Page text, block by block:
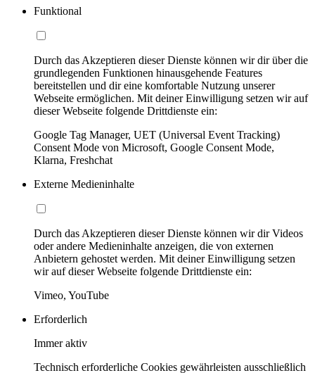
Funktional
Durch das Akzeptieren dieser Dienste können wir dir über die
grundlegenden Funktionen hinausgehende Features
bereitstellen und dir eine komfortable Nutzung unserer
Webseite ermöglichen. Mit deiner Einwilligung setzen wir auf
dieser Webseite folgende Drittdienste ein:
Google Tag Manager, UET (Universal Event Tracking)
Consent Mode von Microsoft, Google Consent Mode,
Klarna, Freshchat
Externe Medieninhalte
Durch das Akzeptieren dieser Dienste können wir dir Videos
oder andere Medieninhalte anzeigen, die von externen
Anbietern gehostet werden. Mit deiner Einwilligung setzen
wir auf dieser Webseite folgende Drittdienste ein:
Vimeo, YouTube
Erforderlich
Immer aktiv
Technisch erforderliche Cookies gewährleisten ausschließlich